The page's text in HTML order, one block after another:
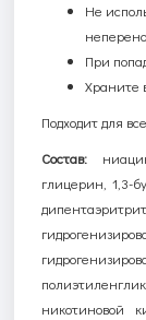
Не
При
Храните
Подходит для
Состав:
глицерин, 1,3-
никотиновой